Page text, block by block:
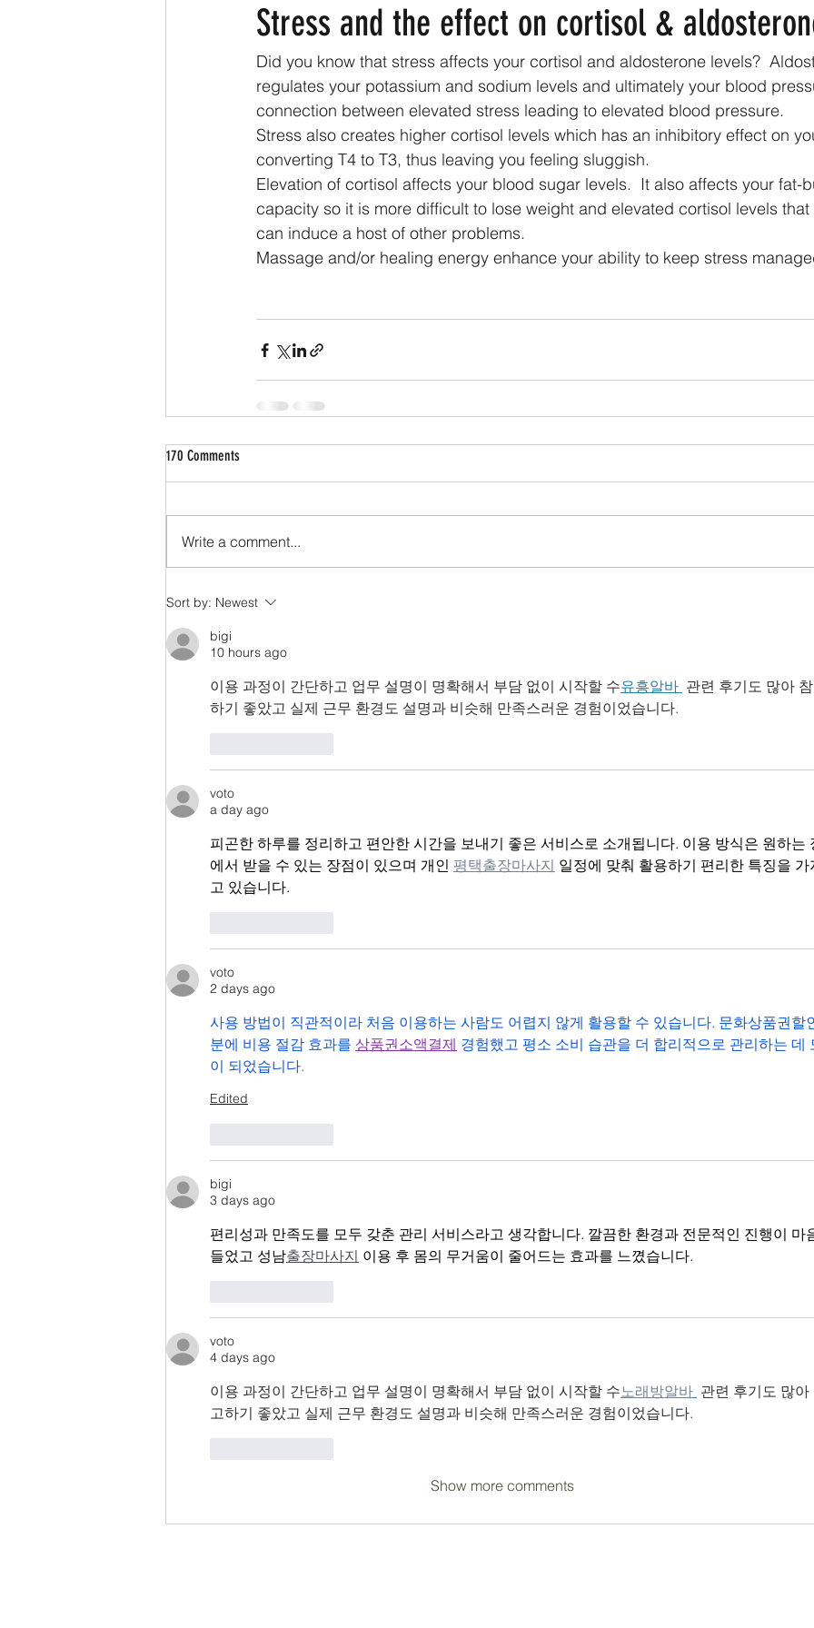
Stress and the effect on cortisol &
Did you know that stress affects your cortisol and aldosterone levels?
regulates your potassium and sodium levels and ultimately your blood
connection between elevated stress leading to elevated blood pressure.
Stress also creates higher cortisol levels which has an inhibitory effect on
converting T4 to T3, thus leaving you feeling sluggish.
Elevation of cortisol affects your blood sugar levels.  It also affects your fat-
capacity so it is more difficult to lose weight and elevated cortisol levels
can induce a host of other problems.
Massage and/or healing energy enhance your ability to keep stress
170 Comments
Write a comment...
Sort by: Newest
bigi
10 hours ago
이용 과정이 간단하고 업무 설명이 명확해서 부담 없이 시작할 수유흥알바 관련 후기도 많아
하기 좋았고 실제 근무 환경도 설명과 비슷해 만족스러운 경험이었습니다.
voto
a day ago
피곤한 하루를 정리하고 편안한 시간을 보내기 좋은 서비스로 소개됩니다. 이용 방식은 원하는
에서 받을 수 있는 장점이 있으며 개인 평택출장마사지 일정에 맞춰 활용하기 편리한 특징을 가
고 있습니다.
voto
2 days ago
사용 방법이 직관적이라 처음 이용하는 사람도 어렵지 않게 활용할 수 있습니다. 문화상품권할
분에 비용 절감 효과를 상품권소액결제 경험했고 평소 소비 습관을 더 합리적으로 관리하는 데
이 되었습니다.
Edited
bigi
3 days ago
편리성과 만족도를 모두 갖춘 관리 서비스라고 생각합니다. 깔끔한 환경과 전문적인 진행이 마
들었고 성남출장마사지 이용 후 몸의 무거움이 줄어드는 효과를 느꼈습니다.
voto
4 days ago
이용 과정이 간단하고 업무 설명이 명확해서 부담 없이 시작할 수노래방알바 관련 후기도 많아
고하기 좋았고 실제 근무 환경도 설명과 비슷해 만족스러운 경험이었습니다.
Show more comments